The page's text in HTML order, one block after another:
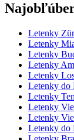
Letenky
Letenky
Letenky
Letenky
Letenky
Letenky do
Letenky
Letenky
Letenky
Letenky do